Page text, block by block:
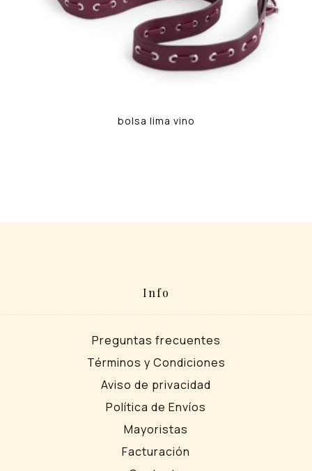
bolsa lima vino
Info
Preguntas frecuentes
Términos y Condiciones
Aviso de privacidad
Política de Envíos
Mayoristas
Facturación